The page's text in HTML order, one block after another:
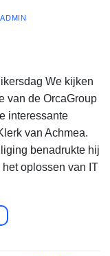
ADMIN
We kijken
van de OrcaGroup
interessante
van Achmea.
benadrukte hij
oplossen van IT